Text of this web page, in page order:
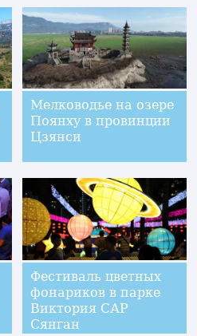
Мелководье на озере
Поянху в провинции
Цзянси
Фестиваль цветных
фонариков в парке
Виктория САР
Сянган